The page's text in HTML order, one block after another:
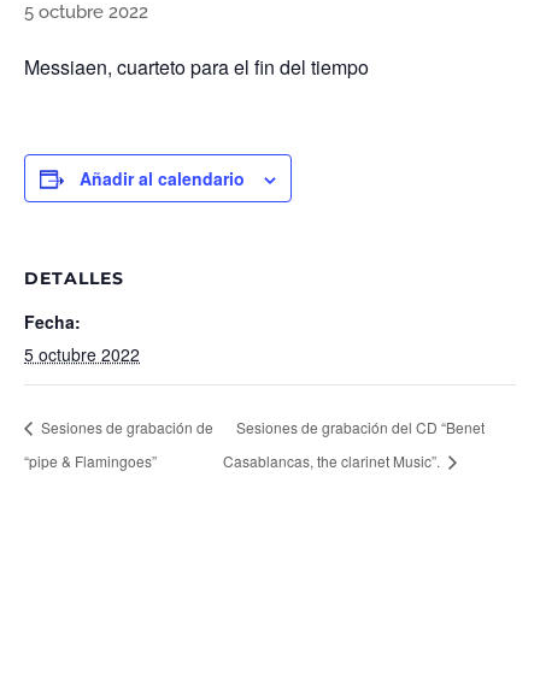
5 octubre 2022
Messiaen, cuarteto para el fin del tiempo
Añadir al calendario
DETALLES
Fecha:
5 octubre 2022
Sesiones de grabación de
“pipe & Flamingoes”
Sesiones de grabación del CD “Benet
Casablancas, the clarinet Music”.